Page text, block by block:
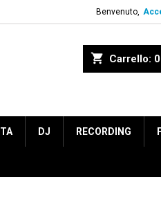
Benvenuto,
shopping_cart Carrello: 0
DJ RECORDING